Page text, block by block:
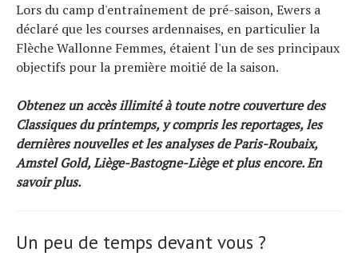
Lors du camp d'entraînement de pré-saison, Ewers a
déclaré que les courses ardennaises, en particulier la
Flèche Wallonne Femmes, étaient l'un de ses principaux
objectifs pour la première moitié de la saison.
Obtenez un accès illimité à toute notre couverture des
Classiques du printemps, y compris les reportages, les
dernières nouvelles et les analyses de Paris-Roubaix,
Amstel Gold, Liège-Bastogne-Liège et plus encore.En
savoir plus.
Un peu de temps devant vous ?